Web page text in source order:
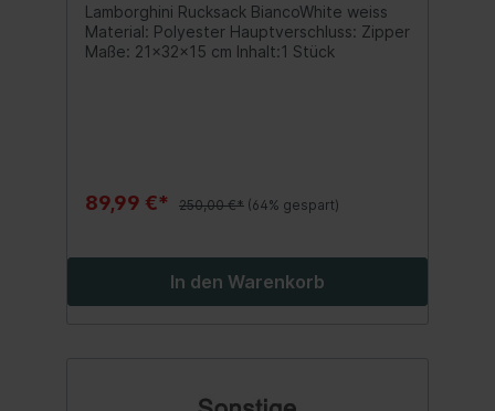
Lamborghini Rucksack BiancoWhite weiss
Material: Polyester Hauptverschluss: Zipper
Maße: 21x32x15 cm Inhalt:1 Stück
89,99 €* 250,00 €* (64% gespart)
In den Warenkorb